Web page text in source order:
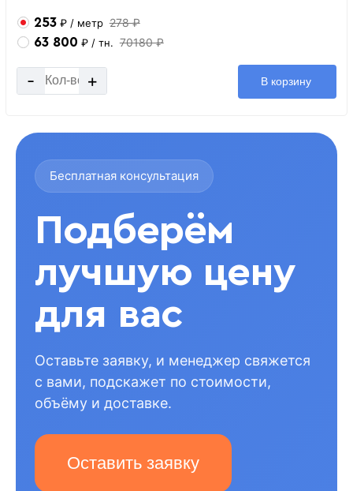
253 ₽ / метр 278 ₽
63 800 ₽ / тн. 70180 ₽
- + В корзину
Бесплатная консультация
Подберём
лучшую цену
для вас
Оставьте заявку, и менеджер свяжется
с вами, подскажет по стоимости,
объёму и доставке.
Оставить заявку